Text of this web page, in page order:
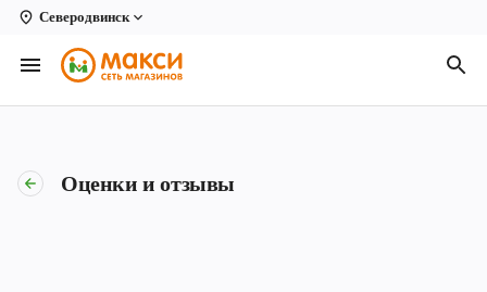
Северодвинск
Вологда
Архангельск
Киров Оценки и отзывы